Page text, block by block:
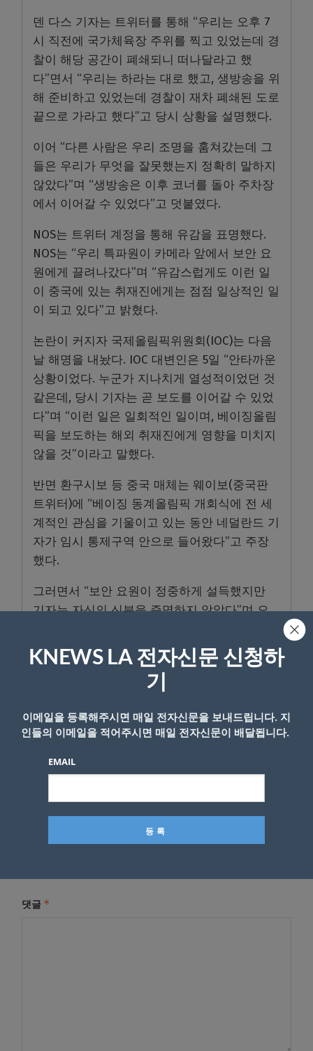
덴 다스 기자는 트위터를 통해 “우리는 오후 7
시 직전에 국가체육장 주위를 찍고 있었는데 경
찰이 해당 공간이 폐쇄되니 떠나달라고 했
다”면서 “우리는 하라는 대로 했고, 생방송을 위
해 준비하고 있었는데 경찰이 재차 폐쇄된 도로
끝으로 가라고 했다”고 당시 상황을 설명했다.
이어 “다른 사람은 우리 조명을 훔쳐갔는데 그
들은 우리가 무엇을 잘못했는지 정확히 말하지
않았다”며 “생방송은 이후 코너를 돌아 주차장
에서 이어갈 수 있었다”고 덧붙였다.
NOS는 트위터 계정을 통해 유감을 표명했다.
NOS는 “우리 특파원이 카메라 앞에서 보안 요
원에게 끌려나갔다”며 “유감스럽게도 이런 일
이 중국에 있는 취재진에게는 점점 일상적인 일
이 되고 있다”고 밝혔다.
논란이 커지자 국제올림픽위원회(IOC)는 다음
날 해명을 내놨다. IOC 대변인은 5일 “안타까운
상황이었다. 누군가 지나치게 열성적이었던 것
같은데, 당시 기자는 곧 보도를 이어갈 수 있었
다”며 “이런 일은 일회적인 일이며, 베이징올림
픽을 보도하는 해외 취재진에게 영향을 미치지
않을 것”이라고 말했다.
반면 환구시보 등 중국 매체는 웨이보(중국판
트위터)에 “베이징 동계올림픽 개회식에 전 세
계적인 관심을 기울이고 있는 동안 네덜란드 기
자가 임시 통제구역 안으로 들어왔다”고 주장
했다.
그러면서 “보안 요원이 정중하게 설득했지만
기자는 자신의 신분을 증명하지 않았다”며 오
다. 또 NOS에 대해선 “중국 안보 요원을 비방하
는 글을 인터넷에 게시했다”며 비판했다.
- Copyright © KNEWSLA.COM, 무단 전재 및 재배포 금지
댓글 *
KNEWS LA 전자신문 신청하
기
이메일을 등록해주시면 매일 전자신문을 보내드립니다. 지
인들의 이메일을 적어주시면 매일 전자신문이 배달됩니다.
EMAIL